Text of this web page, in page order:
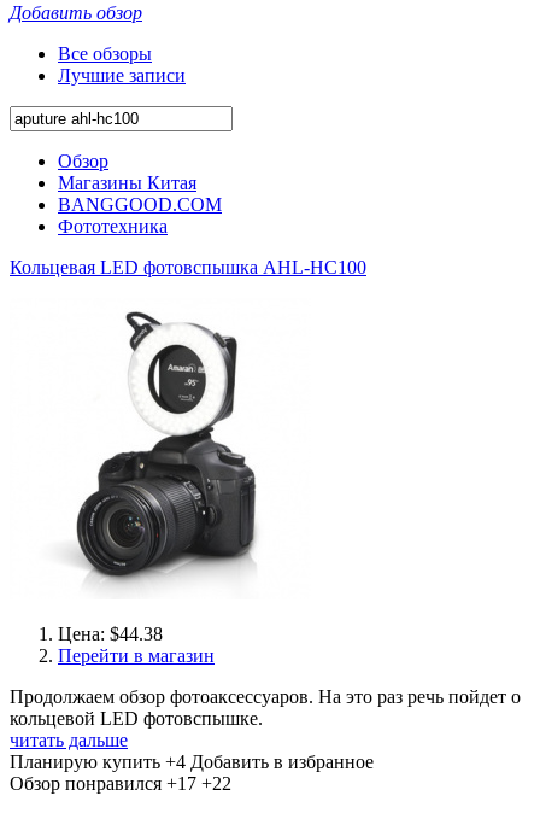
Добавить обзор
Все обзоры
Лучшие записи
Обзор
Магазины Китая
BANGGOOD.COM
Фототехника
Кольцевая LED фотовспышка AHL-HC100
Цена: $44.38
Перейти в магазин
Продолжаем обзор фотоаксессуаров. На это раз речь пойдет о
кольцевой LED фотовспышке.
читать дальше
Планирую купить +4 Добавить в избранное
Обзор понравился +17 +22